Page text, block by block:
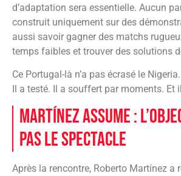
d’adaptation sera essentielle. Aucun
construit uniquement sur des
aussi savoir gagner des matchs
temps faibles et trouver des solutions
Ce Portugal-là n’a pas écrasé le
Il a testé. Il a souffert par moments. Et
Martínez assume :
pas le spectacle
Après la rencontre, Roberto Martínez a